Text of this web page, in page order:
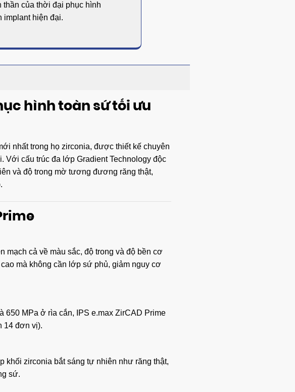
thần của thời đại phục hình
implant hiện đại.
hình toàn sứ tối ưu
nhất trong họ zirconia, được thiết kế chuyên
Với cấu trúc đa lớp Gradient Technology độc
và độ trong mờ tương đương răng thật,
mạch cả về màu sắc, độ trong và độ bền cơ
mà không cần lớp sứ phủ, giảm nguy cơ
650 MPa ở rìa cắn, IPS e.max ZirCAD Prime
14 đơn vị).
khối zirconia bắt sáng tự nhiên như răng thật,
sứ.